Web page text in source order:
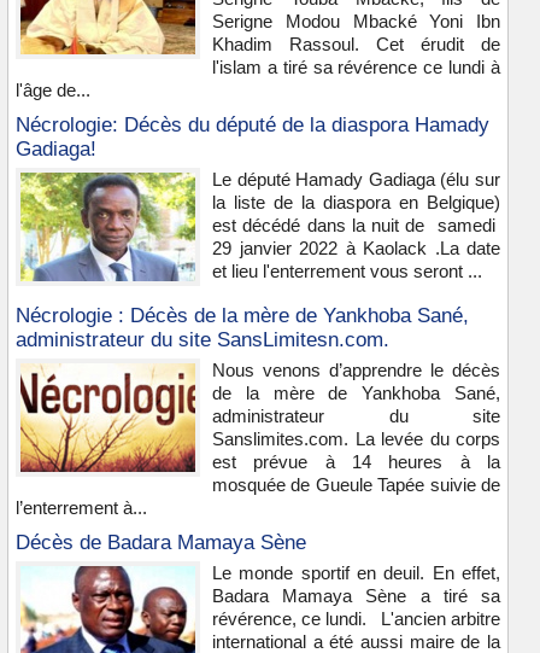
Serigne Modou Mbacké Yoni Ibn
Khadim Rassoul. Cet érudit de
l'islam a tiré sa révérence ce lundi à
l'âge de...
Nécrologie: Décès du député de la diaspora Hamady
Gadiaga!
Le député Hamady Gadiaga (élu sur
la liste de la diaspora en Belgique)
est décédé dans la nuit de samedi
29 janvier 2022 à Kaolack .La date
et lieu l'enterrement vous seront ...
Nécrologie : Décès de la mère de Yankhoba Sané,
administrateur du site SansLimitesn.com.
Nous venons d’apprendre le décès
de la mère de Yankhoba Sané,
administrateur du site
Sanslimites.com. La levée du corps
est prévue à 14 heures à la
mosquée de Gueule Tapée suivie de
l’enterrement à...
Décès de Badara Mamaya Sène
Le monde sportif en deuil. En effet,
Badara Mamaya Sène a tiré sa
révérence, ce lundi. L'ancien arbitre
international a été aussi maire de la